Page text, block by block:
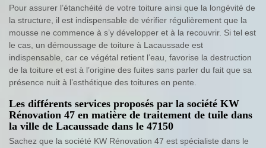
Pour assurer l’étanchéité de votre toiture ainsi que la longévité de
la structure, il est indispensable de vérifier régulièrement que la
mousse ne commence à s’y développer et à la recouvrir. Si tel est
le cas, un démoussage de toiture à Lacaussade est
indispensable, car ce végétal retient l’eau, favorise la destruction
de la toiture et est à l’origine des fuites sans parler du fait que sa
présence nuit à l’esthétique des toitures en pente.
Les différents services proposés par la société KW
Rénovation 47 en matière de traitement de tuile dans
la ville de Lacaussade dans le 47150
Sachez que la société KW Rénovation 47 est spécialiste dans le